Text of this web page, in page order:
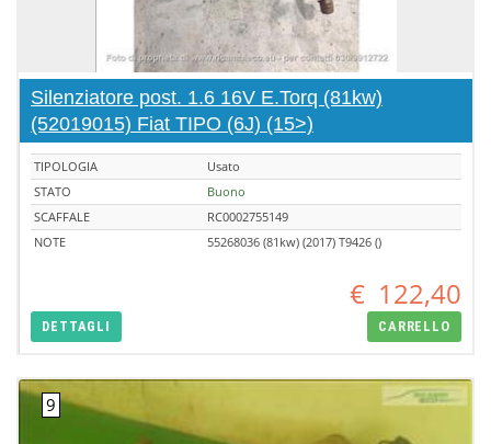
Silenziatore post. 1.6 16V E.Torq (81kw)
(52019015) Fiat TIPO (6J) (15>)
TIPOLOGIA
Usato
STATO
Buono
SCAFFALE
RC0002755149
NOTE
55268036 (81kw) (2017) T9426 ()
€ 122,40
DETTAGLI CARRELLO